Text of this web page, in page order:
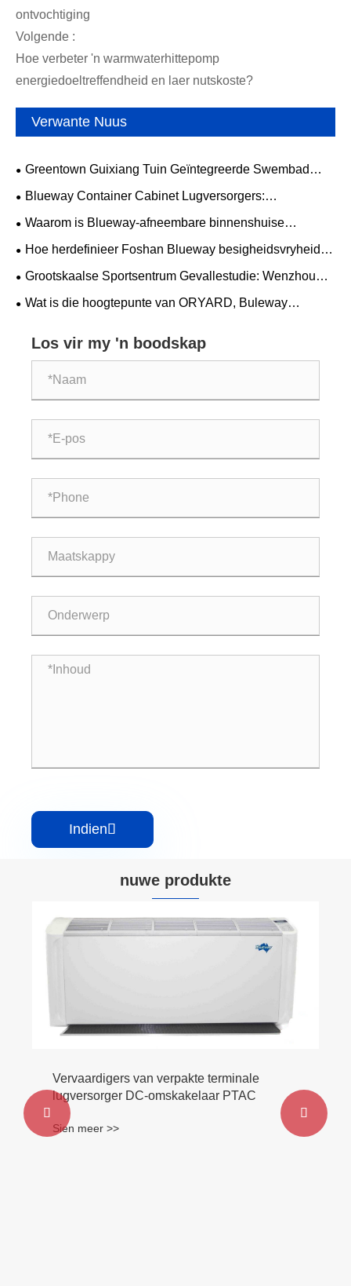
ontvochtiging
Volgende :
Hoe verbeter 'n warmwaterhittepomp
energiedoeltreffendheid en laer nutskoste?
Verwante Nuus
Greentown Guixiang Tuin Geïntegreerde Swembad
Ontvochtiging Hittepomp Installasie & Ingebruikneming
Projek voltooi
Blueway Container Cabinet Lugversorgers:
doelgeboude termiese bestuur vir verseëlde omhulsels
Waarom is Blueway-afneembare binnenshuise
swembad 'n perfekte pasmaat vir luukse villa's in
Hoe herdefinieer Foshan Blueway besigheidsvryheid
op hoë hoogte met sy landmerk-swembadprojek by
Shenzhen se China Chuneng-toring?
Grootskaalse Sportsentrum Gevallestudie: Wenzhou
Gimnasium
Wat is die hoogtepunte van ORYARD, Buleway
Changsha?
Los vir my 'n boodskap
Indien
nuwe produkte
Vervaardigers van verpakte terminale
lugversorger DC-omskakelaar PTAC
Sien meer >>
 